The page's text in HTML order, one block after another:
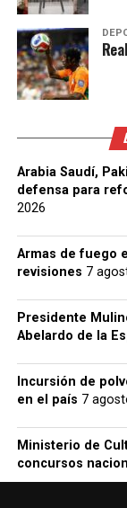
Arabia Saudí,
defensa para
2026
Armas de fuego
revisiones 7
Presidente
Abelardo de la
Incursión de
en el país 7
Ministerio de
concursos